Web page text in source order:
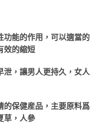
功能的作用，可以適當的
效的縮短
，讓男人更持久，女人
的保健産品，主要原料爲
草，人參